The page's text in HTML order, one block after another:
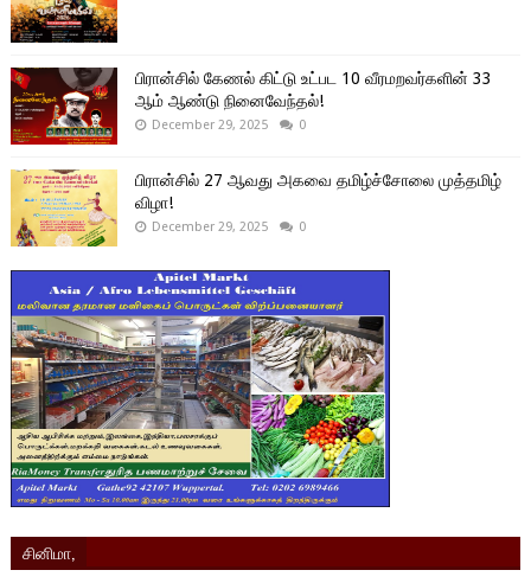
பிரான்சில் கேணல் கிட்டு உட்பட 10 வீரமறவர்களின் 33
ஆம் ஆண்டு நினைவேந்தல்!
December 29, 2025 0
பிரான்சில் 27 ஆவது அகவை தமிழ்ச்சோலை முத்தமிழ்
விழா!
December 29, 2025 0
சினிமா,